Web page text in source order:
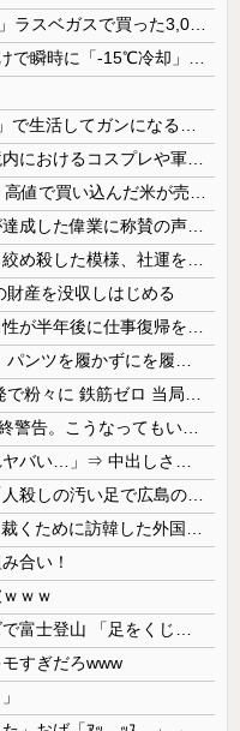
財産を没収しはじめる
合い！
ｗｗ
すぎだろwww